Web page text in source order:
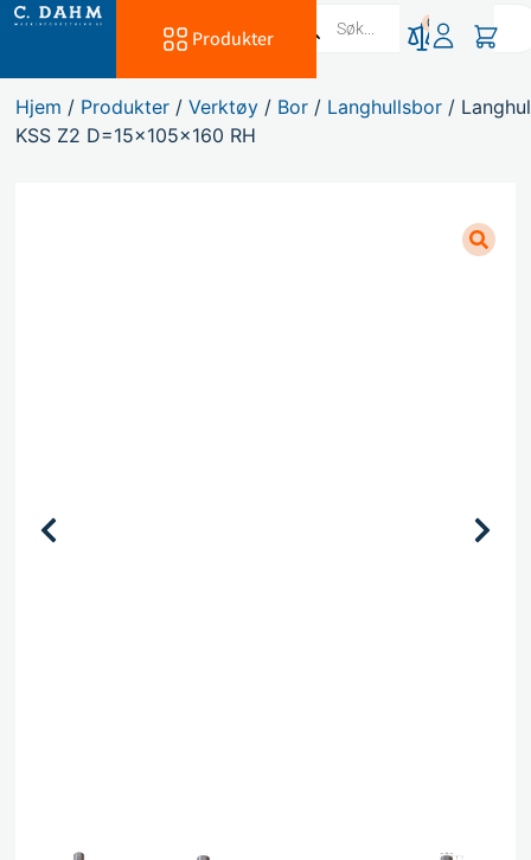
Produkter
0
Hjem / Produkter /Verktøy / Bor / Langhullsbor /
KSS Z2 D=15x105x160 RH